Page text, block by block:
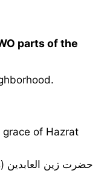
parts of the
of Hazrat
حضرت زین العابدین